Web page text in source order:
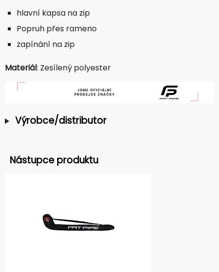
hlavní kapsa na zip
Popruh přes rameno
zapínání na zip
Materiál: Zesílený polyester
Výrobce/distributor
Nástupce produktu